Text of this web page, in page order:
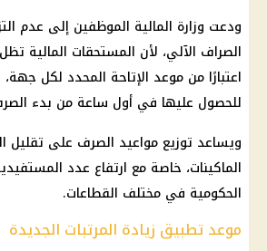
ودعت وزارة المالية الموظفين إلى عدم
الصراف الآلي، لأن المستحقات المالية
اعتبارًا من موعد الإتاحة المحدد لكل
للحصول عليها في أول ساعة من بدء
ويساعد توزيع مواعيد الصرف على تقليل
الماكينات، خاصة مع ارتفاع عدد
الحكومية في مختلف القطاعات.
موعد تطبيق زيادة المرتبات الجديدة